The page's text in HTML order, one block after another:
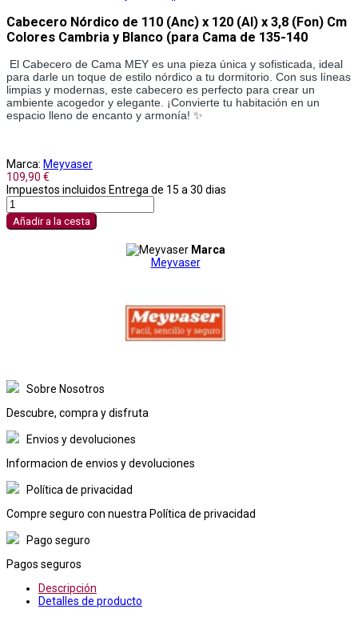
Cabecero Nórdico de 110 (Anc) x 120 (Al) x 3,8 (Fon) Cm
Colores Cambria y Blanco (para Cama de 135-140
El Cabecero de Cama MEY es una pieza única y sofisticada, ideal
para darle un toque de estilo nórdico a tu dormitorio. Con sus líneas
limpias y modernas, este cabecero es perfecto para crear un
ambiente acogedor y elegante. ¡Convierte tu habitación en un
espacio lleno de encanto y armonía! ✨
Marca: Meyvaser
109,90 €
Impuestos incluidos Entrega de 15 a 30 dias
Añadir a la cesta
Marca
Meyvaser
Sobre Nosotros
Descubre, compra y disfruta
Envios y devoluciones
Informacion de envios y devoluciones
Política de privacidad
Compre seguro con nuestra Política de privacidad
Pago seguro
Pagos seguros
Descripción
Detalles de producto